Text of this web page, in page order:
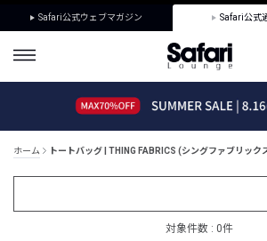
Safari公式ウェブマガジン Safari公式
ホーム トートバッグ | THING FABRICS (シングファブリック
対象件数 : 0件